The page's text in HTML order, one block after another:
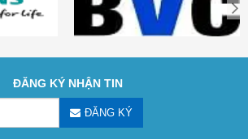
ĐĂNG KÝ NHẬN TIN
ĐĂNG KÝ